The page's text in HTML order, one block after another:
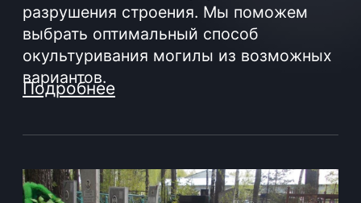
Время работы:
Воскресенье: Выходной
Производство мемориальной продукции
любой сложности без посредников